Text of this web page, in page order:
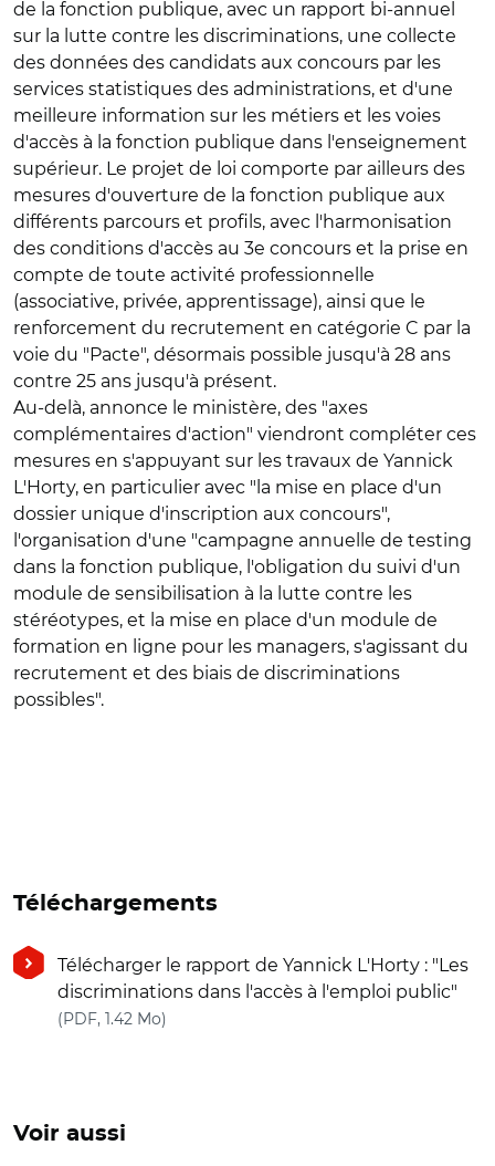
de la fonction publique, avec un rapport bi-annuel
sur la lutte contre les discriminations, une collecte
des données des candidats aux concours par les
services statistiques des administrations, et d'une
meilleure information sur les métiers et les voies
d'accès à la fonction publique dans l'enseignement
supérieur. Le projet de loi comporte par ailleurs des
mesures d'ouverture de la fonction publique aux
différents parcours et profils, avec l'harmonisation
des conditions d'accès au 3e concours et la prise en
compte de toute activité professionnelle
(associative, privée, apprentissage), ainsi que le
renforcement du recrutement en catégorie C par la
voie du "Pacte", désormais possible jusqu'à 28 ans
contre 25 ans jusqu'à présent.
Au-delà, annonce le ministère, des "axes
complémentaires d'action" viendront compléter ces
mesures en s'appuyant sur les travaux de Yannick
L'Horty, en particulier avec "la mise en place d'un
dossier unique d'inscription aux concours",
l'organisation d'une "campagne annuelle de testing
dans la fonction publique, l'obligation du suivi d'un
module de sensibilisation à la lutte contre les
stéréotypes, et la mise en place d'un module de
formation en ligne pour les managers, s'agissant du
recrutement et des biais de discriminations
possibles".
Téléchargements
Télécharger le rapport de Yannick L'Horty : "Les
discriminations dans l'accès à l'emploi public"
(PDF, 1.42 Mo)
Voir aussi